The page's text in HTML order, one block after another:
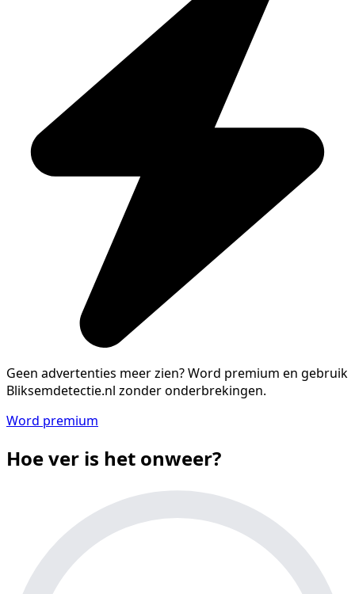
Geen advertenties meer zien?Word premium en gebruik
Bliksemdetectie.nl zonder onderbrekingen.
Word premium
Hoe ver is het onweer?